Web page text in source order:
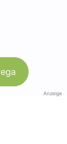
Anzeige